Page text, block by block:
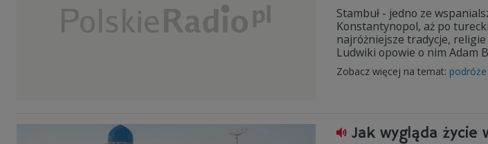
Stambuł - jedno ze
Konstantynopol, aż po
najróżniejsze tradycje,
Ludwiki opowie o nim Adam
Zobacz więcej na temat: podróże
Jak wygląda życie